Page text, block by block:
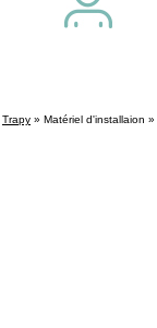
Trapy » Matériel d'installaion »